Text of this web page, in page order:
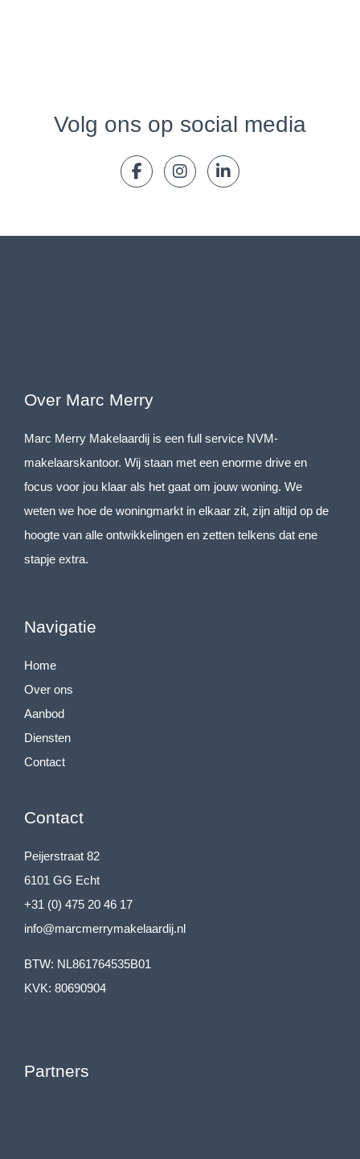
Volg ons op social media
Over Marc Merry
Marc Merry Makelaardij is een full service NVM-
makelaarskantoor. Wij staan met een enorme drive en
focus voor jou klaar als het gaat om jouw woning. We
weten we hoe de woningmarkt in elkaar zit, zijn altijd op de
hoogte van alle ontwikkelingen en zetten telkens dat ene
stapje extra.
Navigatie
Home
Over ons
Aanbod
Diensten
Contact
Contact
Peijerstraat 82
6101 GG Echt
+31 (0) 475 20 46 17
info@marcmerrymakelaardij.nl
BTW: NL861764535B01
KVK: 80690904
Partners